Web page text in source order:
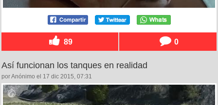
89 0
Así funcionan los tanques en realidad
por Anónimo el 17 dic 2015, 07:31